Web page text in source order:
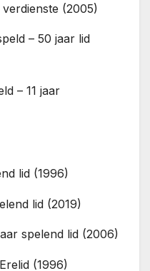
verdienste (2005)
– 50 jaar lid
– 11 jaar
lid (1996)
lid (2019)
spelend lid (2006)
(1996)